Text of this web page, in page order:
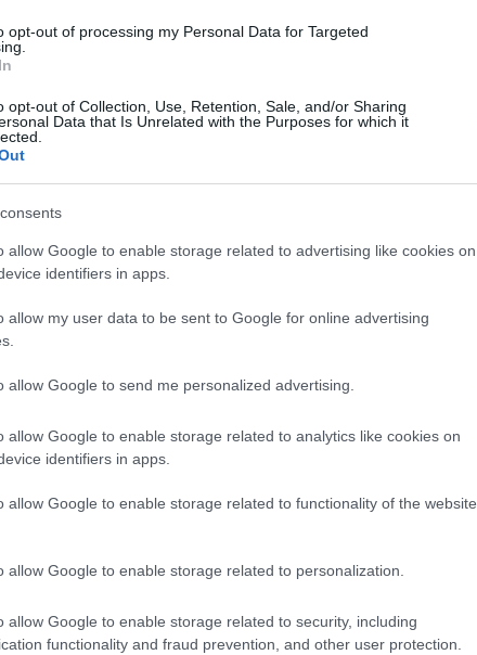
opt-out of processing my Personal Data for Targeted
opt-out of Collection, Use, Retention, Sale, and/or Sharing
Data that Is Unrelated with the Purposes for which it
allow Google to enable storage related to advertising like cookies on
identifiers in apps.
allow my user data to be sent to Google for online advertising
allow Google to send me personalized advertising.
allow Google to enable storage related to analytics like cookies on
identifiers in apps.
allow Google to enable storage related to functionality of the website
allow Google to enable storage related to personalization.
allow Google to enable storage related to security, including
functionality and fraud prevention, and other user protection.
árak
a piaci
most ilyen
inkább
és
7636
Szólj hozzá!